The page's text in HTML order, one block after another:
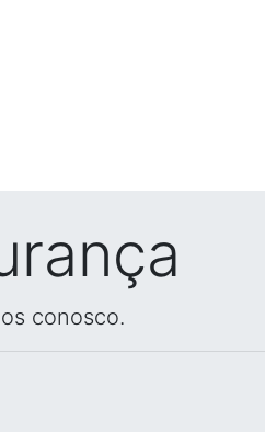
conosco.